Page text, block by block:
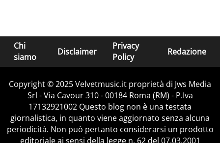
Chi
siamo
Disclaimer
Privacy
Policy
Redazione
Copyright © 2025 Velvetmusic.it proprietà di Jws Media
Srl - Via Cavour 310 - 00184 Roma (RM) - P.Iva
17132921002 Questo blog non è una testata
giornalistica, in quanto viene aggiornato senza alcuna
periodicità. Non può pertanto considerarsi un prodotto
editoriale ai sensi della legge n. 62 del 07.03.2001